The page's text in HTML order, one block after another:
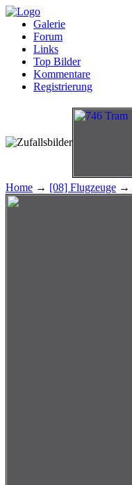
Galerie
Forum
Links
Top Bilder
Kommentare
Registrierung
Home → [08] Flugzeuge →